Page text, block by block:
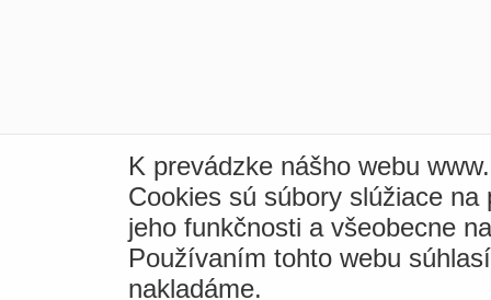
K prevádzke nášho webu
Cookies sú súbory slúžiace
jeho funkčnosti a všeobecne
Používaním tohto webu
nakladáme.